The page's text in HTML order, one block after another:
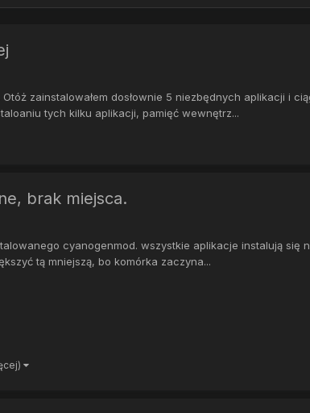
zainstalowałem dosłownie 5 niezbędnych aplikacji i
tych kilku aplikacji, pamięć wewnętrz...
brak miejsca.
cyanogenmod. wszystkie aplikacje instalują
tą mniejszą, bo komórka zaczyna...